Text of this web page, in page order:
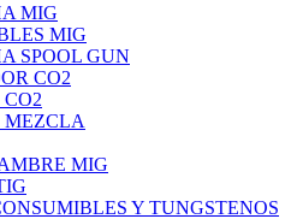
MIG
MIG
SPOOL GUN
CO2
MIG
Y TUNGSTENOS